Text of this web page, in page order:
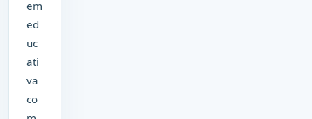
em
ed
uc
ati
va
co